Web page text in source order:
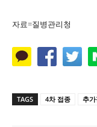
자료=질병관리청
TAGS 4차 접종 추